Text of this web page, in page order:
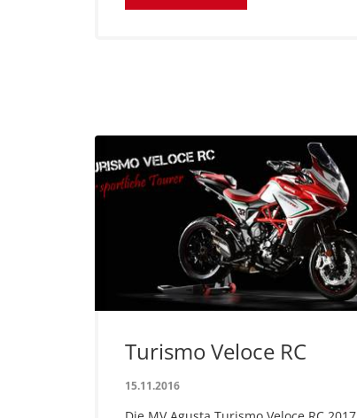
Turismo Veloce RC
15.11.2016